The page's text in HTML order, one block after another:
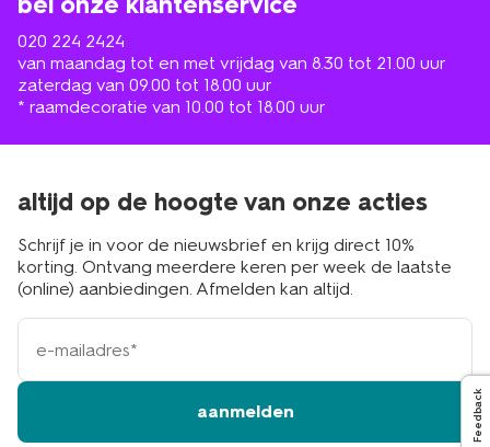
020 224 2424
van maandag tot en met vrijdag van 8.30 tot 21.00 uur
zaterdag van 09.00 tot 18.00 uur
* raamdecoratie van 10.00 tot 18.00 uur
altijd op de hoogte van onze acties
Schrijf je in voor de nieuwsbrief en krijg direct 10%
korting. Ontvang meerdere keren per week de laatste
(online) aanbiedingen. Afmelden kan altijd.
e-
mailadres
aanmelden Feedback